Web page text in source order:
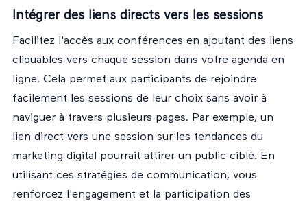
Intégrer des liens directs vers les sessions
Facilitez l'accès aux conférences en ajoutant des liens
cliquables vers chaque session dans votre agenda en
ligne. Cela permet aux participants de rejoindre
facilement les sessions de leur choix sans avoir à
naviguer à travers plusieurs pages. Par exemple, un
lien direct vers une session sur les tendances du
marketing digital pourrait attirer un public ciblé. En
utilisant ces stratégies de communication, vous
renforcez l'engagement et la participation des